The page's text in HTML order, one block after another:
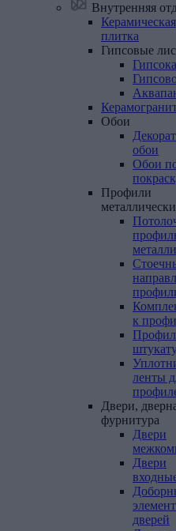
Внутренняя
Керамическая
плитка
Гипсовые
Обои
обои
Обои
Профили
к
ленты
Двери,
фурнитура
Двери
Двери
дверей